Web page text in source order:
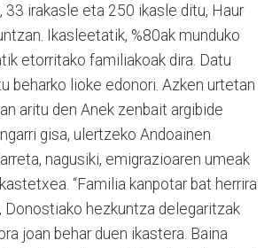
33 irakasle eta 250 ikasle ditu, Haur
Ikasleetatik, %80ak munduko
etorritako familiakoak dira. Datu
beharko lioke edonori. Azken urtetan
aritu den Anek zenbait argibide
gisa, ulertzeko Andoainen
nagusiki, emigrazioaren umeak
“Familia kanpotar bat herrira
Donostiako hezkuntza delegaritzak
joan behar duen ikastera. Baina